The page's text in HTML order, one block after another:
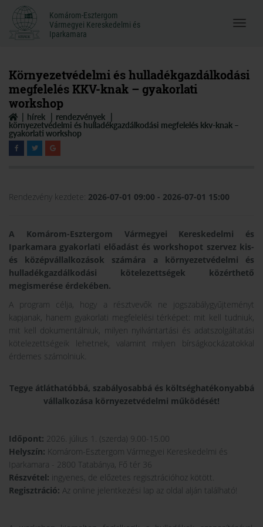
Komárom-Esztergom
Vármegyei Kereskedelmi és
Iparkamara
Komárom-Esztergom
Vármegyei Kereskedelmi és
Iparkamara
Menü
Környezetvédelmi és hulladékgazdálkodási
megfelelés KKV-knak – gyakorlati
workshop
hírek
rendezvények
környezetvédelmi és hulladékgazdálkodási megfelelés kkv-knak –
gyakorlati workshop
Rendezvény kezdete: 2026-07-01 09:00 - 2026-07-01 15:00
A Komárom-Esztergom Vármegyei Kereskedelmi és
Iparkamara gyakorlati előadást és workshopot szervez kis-
és középvállalkozások számára a környezetvédelmi és
hulladékgazdálkodási kötelezettségek közérthető
megismerése érdekében.
A program célja, hogy a résztvevők ne jogszabálygyűjteményt
kapjanak, hanem gyakorlati megfelelési térképet: mit kell tudniuk,
mit kell dokumentálniuk, milyen nyilvántartási és adatszolgáltatási
kötelezettségeik lehetnek, valamint milyen bírságkockázatokkal
érdemes számolniuk.
Tegye átláthatóbbá, szabályosabbá és költséghatékonyabbá
vállalkozása környezetvédelmi működését!
Időpont: 2026. július 1. (szerda) 9.00-15.00
Helyszín: Komárom-Esztergom Vármegyei Kereskedelmi és
Iparkamara - 2800 Tatabánya, Fő tér 36
Részvétel: ingyenes, de előzetes regisztrációhoz kötött.
Regisztráció: Az online jelentkezési lap az oldal alján található!